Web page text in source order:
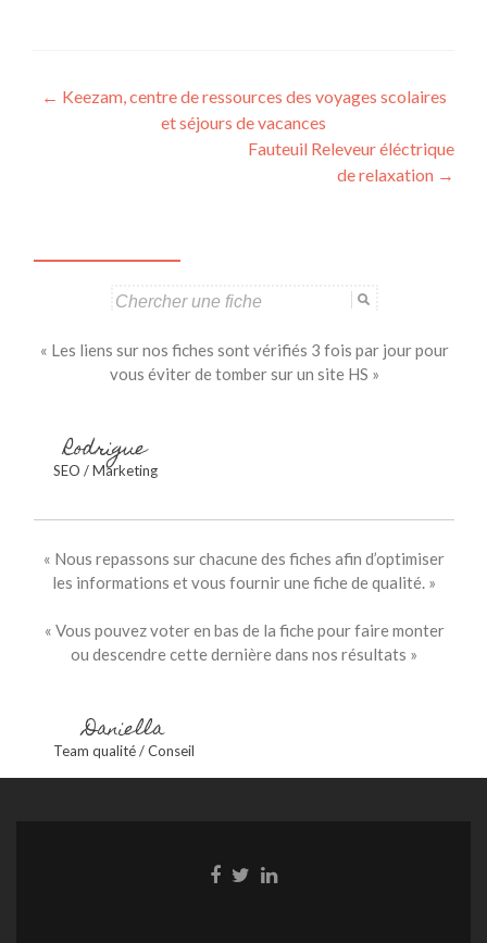
Navigation
← Keezam, centre de ressources des voyages scolaires
et séjours de vacances
Fauteuil Releveur éléctrique
de relaxation →
« Les liens sur nos fiches sont vérifiés 3 fois par jour pour
vous éviter de tomber sur un site HS »
Rodrigue
SEO / Marketing
« Nous repassons sur chacune des fiches afin d’optimiser
les informations et vous fournir une fiche de qualité. »
« Vous pouvez voter en bas de la fiche pour faire monter
ou descendre cette dernière dans nos résultats »
Daniella
Team qualité / Conseil